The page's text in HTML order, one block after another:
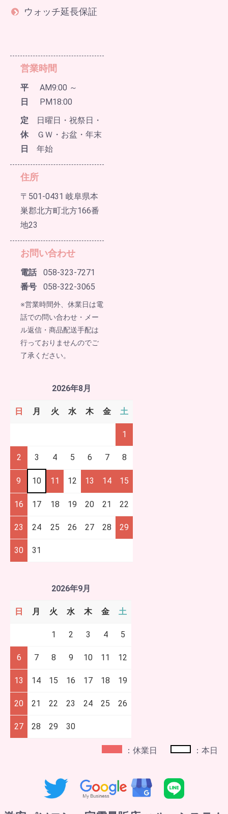
ウォッチ延長保証
営業時間
平
日
AM9:00 ～
PM18:00
定
休
日
日曜日・祝祭日・
ＧＷ・お盆・年末
年始
住所
〒501-0431 岐阜県本
巣郡北方町北方166番
地23
お問い合わせ
電話
番号
058-323-7271
058-322-3065
※営業時間外、休業日は電
話での問い合わせ・メー
ル返信・商品配送手配は
行っておりませんのでご
了承ください。
2026年8月
日 月 火 水 木 金 土
1
2 3 4 5 6 7 8
9 10 11 12 13 14 15
16 17 18 19 20 21 22
23 24 25 26 27 28 29
30 31
2026年9月
日 月 火 水 木 金 土
1 2 3 4 5
6 7 8 9 10 11 12
13 14 15 16 17 18 19
20 21 22 23 24 25 26
27 28 29 30
：休業日 ：本日